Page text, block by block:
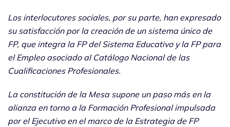
Los interlocutores sociales, por su parte, han expresado
su satisfacción por la creación de un sistema único de
FP, que integra la FP del Sistema Educativo y la FP para
el Empleo asociado al Catálogo Nacional de las
Cualificaciones Profesionales.
La constitución de la Mesa supone un paso más en la
alianza en torno a la Formación Profesional impulsada
por el Ejecutivo en el marco de la Estrategia de FP